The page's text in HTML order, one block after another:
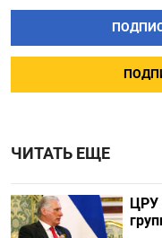
ЧИТАТЬ ЕЩЕ
ЦРУ